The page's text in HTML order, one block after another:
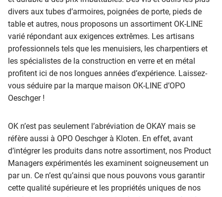
divers aux tubes d’armoires, poignées de porte, pieds de
table et autres, nous proposons un assortiment OK-LINE
varié répondant aux exigences extrêmes. Les artisans
professionnels tels que les menuisiers, les charpentiers et
les spécialistes de la construction en verre et en métal
profitent ici de nos longues années d’expérience. Laissez-
vous séduire par la marque maison OK-LINE d’OPO
Oeschger !
OK n’est pas seulement l’abréviation de OKAY mais se
réfère aussi à OPO Oeschger à Kloten. En effet, avant
d’intégrer les produits dans notre assortiment, nos Product
Managers expérimentés les examinent soigneusement un
par un. Ce n’est qu’ainsi que nous pouvons vous garantir
cette qualité supérieure et les propriétés uniques de nos